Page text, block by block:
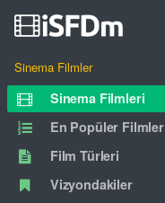
Sinema Filmler
Sinema Filmleri
En Popüler Filmler
Film Türleri
Vizyondakiler